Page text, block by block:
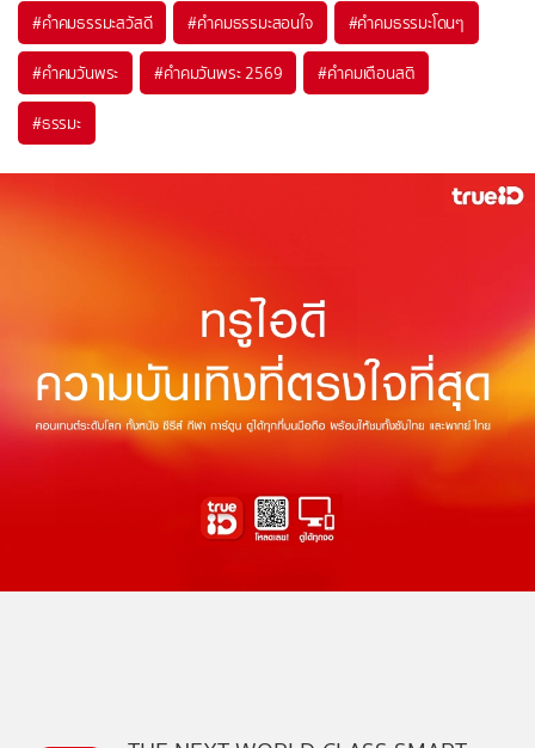
#คำคมธรรมะสวัสดี #คำคมธรรมะสอนใจ #คำคมธรรมะโดนๆ
#คำคมวันพระ #คำคมวันพระ 2569 #คำคมเตือนสติ
#ธรรมะ